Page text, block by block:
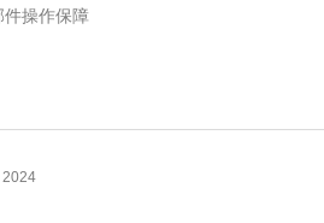
件操作保障
2024